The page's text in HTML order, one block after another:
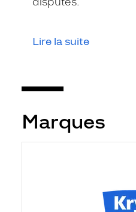
Lire la suite
Marques